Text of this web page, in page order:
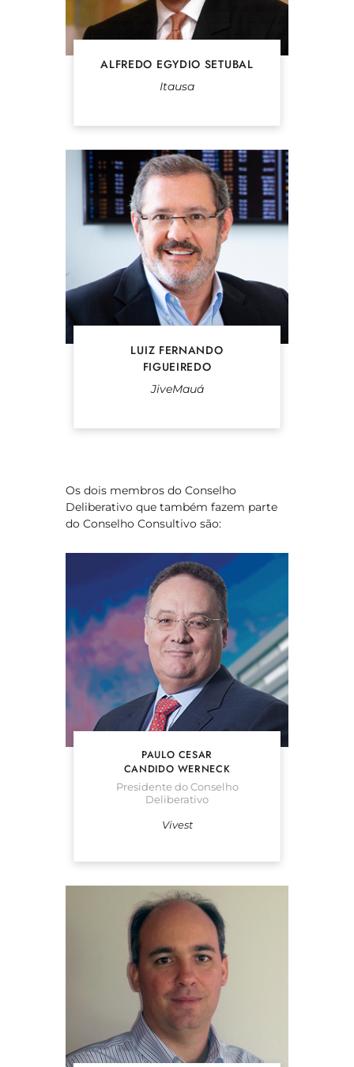
ALFREDO EGYDIO SETUBAL
Itausa
LUIZ FERNANDO
FIGUEIREDO
JiveMauá
Os dois membros do Conselho
Deliberativo que também fazem parte
do Conselho Consultivo são:
PAULO CESAR
CANDIDO WERNECK
Presidente do Conselho
Deliberativo
Vivest